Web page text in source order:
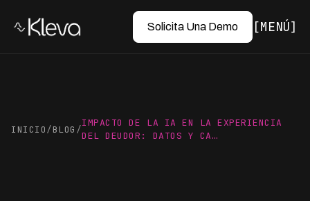
Solicita Una Demo MENÚ
INICIO/BLOG /
IMPACTO DE LA IA EN LA EXPERIENCIA
DEL DEUDOR: DATOS Y CA…